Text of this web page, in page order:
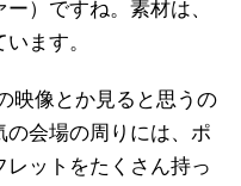
）ですね。素材は、
ます。
映像とか見ると思うの
会場の周りには、ポ
ットをたくさん持っ